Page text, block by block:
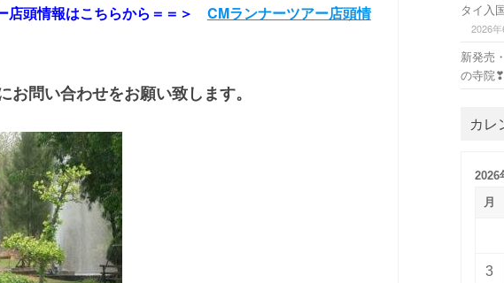
店頭情報はこちらから＝＝＞
CMランナーツアー店頭情
お問い合わせをお願い致します。
タイ入
2026
新発売
の寺院❣
カレ
2026
月
3